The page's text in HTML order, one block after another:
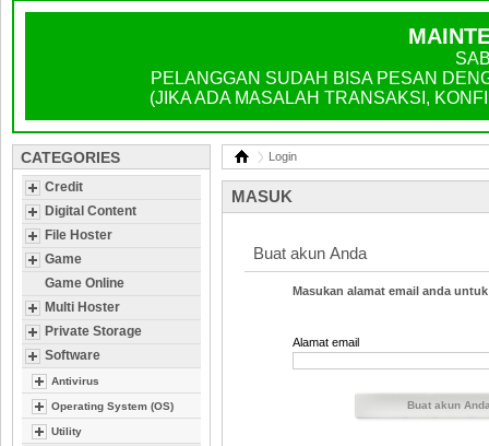
PELANGGAN SUDAH BISA PESAN
(JIKA ADA MASALAH TRANSAKSI,
CATEGORIES
Credit
Digital Content
File Hoster
Game
Game Online
Multi Hoster
Private Storage
Software
Antivirus
Operating System (OS)
Utility
Login
MASUK
Buat akun Anda
Masukan alamat email anda
Alamat email